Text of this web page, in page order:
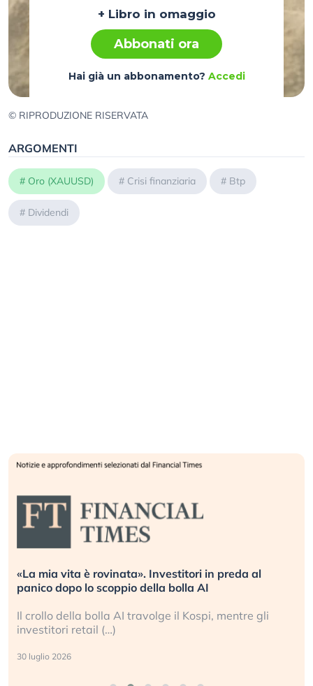
+ Libro in omaggio
Abbonati ora
Hai già un abbonamento? Accedi
© RIPRODUZIONE RISERVATA
ARGOMENTI
# Oro (XAUUSD) # Crisi finanziaria # Btp
# Dividendi
«La mia vita è rovinata». Investitori in preda al
panico dopo lo scoppio della bolla AI
Il crollo della bolla AI travolge il Kospi, mentre gli
investitori retail (…)
30 luglio 2026